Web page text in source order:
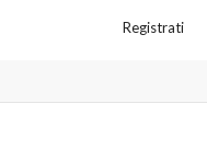
Registrati